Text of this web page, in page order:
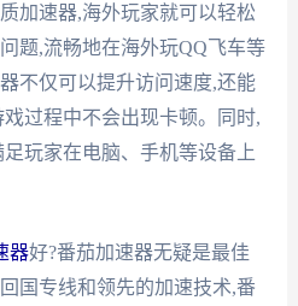
加速器,海外玩家就可以轻松
题,流畅地在海外玩QQ飞车等
不仅可以提升访问速度,还能
过程中不会出现卡顿。同时,
玩家在电脑、手机等设备上
器好?番茄加速器无疑是最佳
国专线和领先的加速技术,番